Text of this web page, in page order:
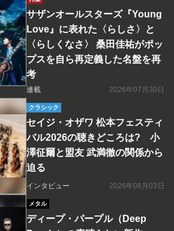
サザンオールスターズ『Young
Love』に表れた〈らしさ〉と
〈らしくなさ〉 桑田佳祐がポッ
プスを自ら再定義した名盤を再
考
連載 2026年07月30日
クラシック
セイジ・オザワ 松本フェスティ
バル2026の聴きどころは? 小
澤征爾と盟友 武満徹の関係から
迫る
インタビュー 2026年08月03日
メタル
ディープ・パープル（Deep